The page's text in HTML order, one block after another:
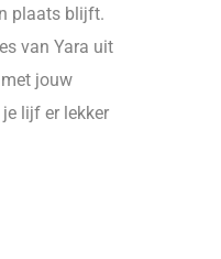
plaats blijft.
van Yara uit
jouw
lijf er lekker